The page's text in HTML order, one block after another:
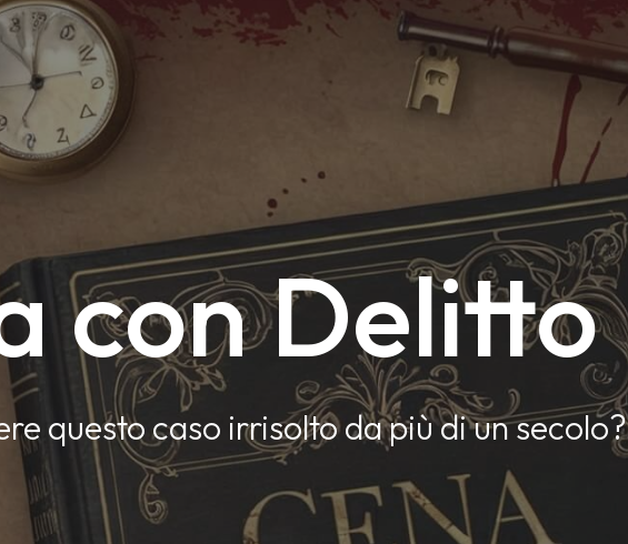
con Delitto
questo caso irrisolto da più di un secolo?